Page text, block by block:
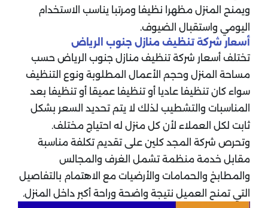
ويمنح المنزل مظهرا نظيفا ومرتبا يناسب الاستخدام
اليومي واستقبال الضيوف.
أسعار شركة تنظيف منازل جنوب الرياض
تختلف أسعار شركة تنظيف منازل جنوب الرياض حسب
مساحة المنزل وحجم الأعمال المطلوبة ونوع التنظيف
سواء كان تنظيفا عاديا أو تنظيفا عميقا أو تنظيفا بعد
المناسبات والتشطيب لذلك لا يتم تحديد السعر بشكل
ثابت لكل العملاء لأن كل منزل له احتياج مختلف.
وتحرص شركة المجد كلين على تقديم تكلفة مناسبة
مقابل خدمة منظمة تشمل الغرف والمجالس
والمطابخ والحمامات والأرضيات مع الاهتمام بالتفاصيل
التي تمنح العميل نتيجة واضحة وراحة أكبر داخل المنزل.